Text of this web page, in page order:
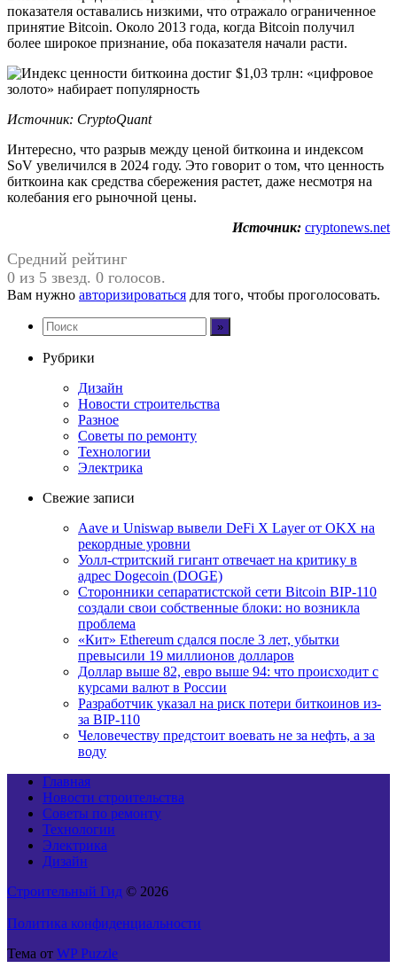
показателя оставались низкими, что отражало ограниченное
принятие Bitcoin. Около 2013 года, когда Bitcoin получил
более широкое признание, оба показателя начали расти.
Источник: CryptoQuant
Интересно, что разрыв между ценой биткоина и индексом
SoV увеличился в 2024 году. Это говорит о том, что ценность
биткоина как средства сбережения растет, даже несмотря на
колебания его рыночной цены.
Источник: cryptonews.net
Средний рейтинг
0 из 5 звезд. 0 голосов.
Вам нужно авторизироваться для того, чтобы проголосовать.
Рубрики
Дизайн
Новости строительства
Разное
Советы по ремонту
Технологии
Электрика
Свежие записи
Aave и Uniswap вывели DeFi X Layer от OKX на
рекордные уровни
Уолл-стритский гигант отвечает на критику в
адрес Dogecoin (DOGE)
Сторонники сепаратистской сети Bitcoin BIP-110
создали свои собственные блоки: но возникла
проблема
«Кит» Ethereum сдался после 3 лет, убытки
превысили 19 миллионов долларов
Доллар выше 82, евро выше 94: что происходит с
курсами валют в России
Разработчик указал на риск потери биткоинов из-
за BIP-110
Человечеству предстоит воевать не за нефть, а за
воду
Главная
Новости строительства
Советы по ремонту
Технологии
Электрика
Дизайн
Строительный Гид © 2026
Политика конфиденциальности
Тема от WP Puzzle